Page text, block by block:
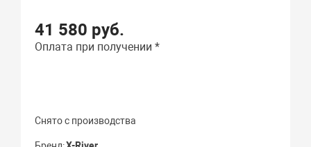
41 580 руб.
Оплата при получении *
Снято с производства